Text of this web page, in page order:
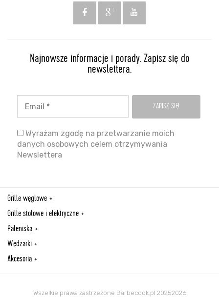
Najnowsze informacje i porady. Zapisz się do
newslettera.
Wyrażam zgodę na przetwarzanie moich
danych osobowych celem otrzymywania
Newslettera
Grille węglowe
Grille stołowe i elektryczne
Paleniska
Wędzarki
Akcesoria
Wszelkie prawa zastrzeżone Barbecook.pl 20252026